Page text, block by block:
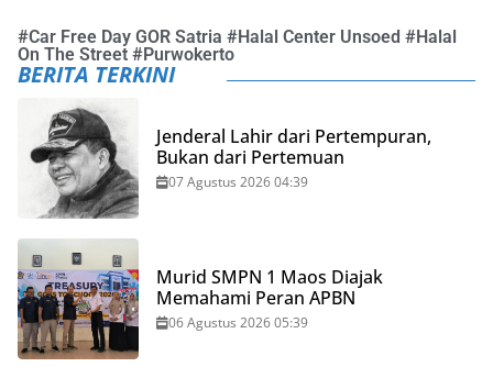
#Car Free Day GOR Satria #Halal Center Unsoed #Halal
On The Street #Purwokerto
BERITA TERKINI
Jenderal Lahir dari Pertempuran,
Bukan dari Pertemuan
07 Agustus 2026 04:39
Murid SMPN 1 Maos Diajak
Memahami Peran APBN
06 Agustus 2026 05:39